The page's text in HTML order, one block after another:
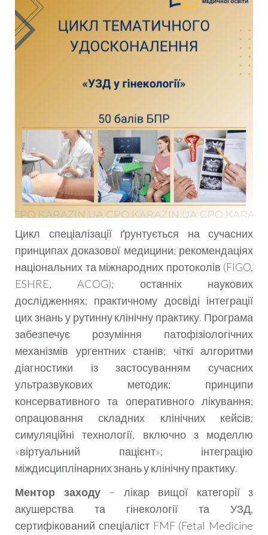
Цикл спеціалізації ґрунтується на сучасних
принципах доказової медицини; рекомендаціях
національних та міжнародних протоколів (FIGO,
ESHRE, ACOG); останніх наукових
дослідженнях; практичному досвіді інтеграції
цих знань у рутинну клінічну практику. Програма
забезпечує розуміння патофізіологічних
механізмів ургентних станів; чіткі алгоритми
діагностики із застосуванням сучасних
ультразвукових методик; принципи
консервативного та оперативного лікування;
опрацювання складних клінічних кейсів;
симуляційні технології, включно з моделлю
«віртуальний пацієнт»; інтеграцію
міждисциплінарних знань у клінічну практику.
Ментор заходу– лікар вищої категорії з
акушерства та гінекології та УЗД,
сертифікований спеціаліст FMF (Fetal Medicine